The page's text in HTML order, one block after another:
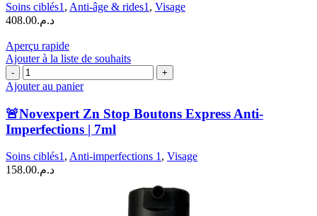
Repulp
à
Hyaluronique
|
40
ml
Soins ciblés1 , Anti-âge & rides1 , Visage
د.م.408.00
Aperçu rapide
Ajouter à la liste de souhaits
quantité
de
Novexpert
Zn
Stop
Express
Anti-
Ajouter au panier
🚨Novexpert Zn Stop Boutons Express Anti-
Imperfections | 7ml
Soins ciblés1, Anti-imperfections 1, Visage
د.م.158.00